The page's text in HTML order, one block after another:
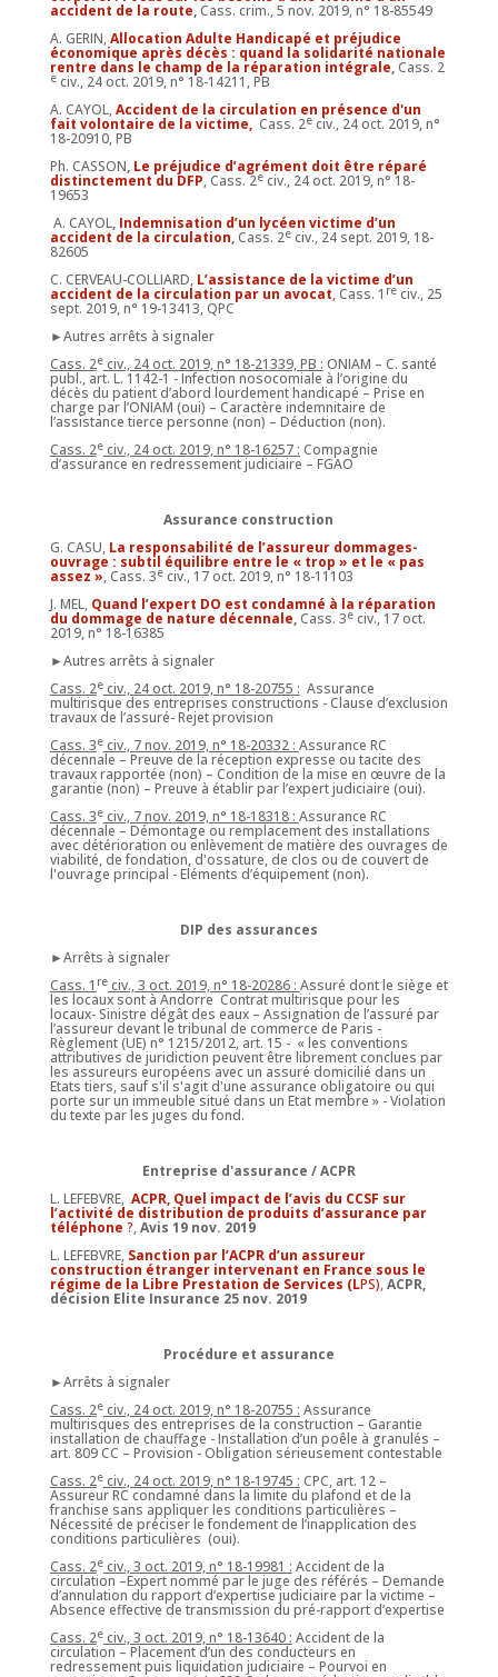
accident de la route,Cass. crim., 5 nov. 2019, n° 18-85549
A. GERIN,Allocation Adulte Handicapé et préjudice
économique après décès : quand la solidarité nationale
rentre dans le champ de la réparation intégrale,Cass. 2
eciv., 24 oct. 2019, n° 18-14211, PB
A. CAYOL,Accident de la circulation en présence d'un
fait volontaire de la victime, Cass. 2eciv., 24 oct. 2019, n°
18-20910, PB
Ph. CASSON, Le préjudice d’agrément doit être réparé
distinctement du DFP, Cass. 2eciv., 24 oct. 2019, n° 18-
19653
A. CAYOL, Indemnisation d’un lycéen victime d’un
accident de la circulation,Cass. 2eciv., 24 sept. 2019, 18-
82605
C. CERVEAU-COLLIARD, L’assistance de la victime d’un
accident de la circulation par un avocat, Cass. 1 reciv., 25
sept. 2019, n° 19-13413, QPC
►Autres arrêts à signaler
Cass. 2eciv., 24 oct. 2019, n° 18-21339, PB : ONIAM – C. santé
publ., art. L. 1142-1 - Infection nosocomiale à l’origine du
décès du patient d’abord lourdement handicapé – Prise en
charge par l’ONIAM (oui) – Caractère indemnitaire de
l’assistance tierce personne (non) – Déduction (non).
Cass. 2eciv., 24 oct. 2019, n° 18-16257 : Compagnie
d’assurance en redressement judiciaire – FGAO
Assurance construction
G. CASU,La responsabilité de l’assureur dommages-
ouvrage : subtil équilibre entre le « trop » et le « pas
assez », Cass. 3eciv., 17 oct. 2019, n° 18-11103
J. MEL, Quand l’expert DO est condamné à la réparation
du dommage de nature décennale,Cass. 3eciv., 17 oct.
2019, n° 18-16385
►Autres arrêts à signaler
Cass. 2eciv., 24 oct. 2019, n° 18-20755 : Assurance
multirisque des entreprises constructions - Clause d’exclusion
travaux de l’assuré- Rejet provision
Cass. 3eciv., 7 nov. 2019, n° 18-20332 : Assurance RC
décennale – Preuve de la réception expresse ou tacite des
travaux rapportée (non) – Condition de la mise en œuvre de la
garantie (non) – Preuve à établir par l’expert judiciaire (oui).
Cass. 3eciv., 7 nov. 2019, n° 18-18318 : Assurance RC
décennale – Démontage ou remplacement des installations
avec détérioration ou enlèvement de matière des ouvrages de
viabilité, de fondation, d'ossature, de clos ou de couvert de
l'ouvrage principal - Eléments d’équipement (non).
DIP des assurances
►Arrêts à signaler
Cass. 1 reciv., 3 oct. 2019, n° 18-20286 : Assuré dont le siège et
les locaux sont à Andorre Contrat multirisque pour les
locaux- Sinistre dégât des eaux – Assignation de l’assuré par
l’assureur devant le tribunal de commerce de Paris -
Règlement (UE) n° 1215/2012, art. 15 - « les conventions
attributives de juridiction peuvent être librement conclues par
les assureurs européens avec un assuré domicilié dans un
Etats tiers, sauf s'il s'agit d'une assurance obligatoire ou qui
porte sur un immeuble situé dans un Etat membre » - Violation
du texte par les juges du fond.
Entreprise d'assurance / ACPR
L. LEFEBVRE, ACPR, Quel impact de l’avis du CCSF sur
l’activité de distribution de produits d’assurance par
téléphone ?,Avis 19 nov. 2019
L. LEFEBVRE, Sanction par l’ACPR d’un assureur
construction étranger intervenant en France sous le
régime de la Libre Prestation de Services (LPS),ACPR,
décision Elite Insurance 25 nov. 2019
Procédure et assurance
►Arrêts à signaler
Cass. 2eciv., 24 oct. 2019, n° 18-20755 : Assurance
multirisques des entreprises de la construction – Garantie
installation de chauffage - Installation d’un poêle à granulés –
art. 809 CC – Provision - Obligation sérieusement contestable
Cass. 2eciv., 24 oct. 2019, n° 18-19745 : CPC, art. 12 –
Assureur RC condamné dans la limite du plafond et de la
franchise sans appliquer les conditions particulières –
Nécessité de préciser le fondement de l’inapplication des
conditions particulières (oui).
Cass. 2eciv., 3 oct. 2019, n° 18-19981 : Accident de la
circulation –Expert nommé par le juge des référés – Demande
d’annulation du rapport d’expertise judiciaire par la victime –
Absence effective de transmission du pré-rapport d’expertise
Cass. 2eciv., 3 oct. 2019, n° 18-13640 : Accident de la
circulation – Placement d’un des conducteurs en
redressement puis liquidation judiciaire – Pourvoi en